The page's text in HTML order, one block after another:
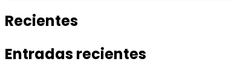
Recientes
Entradas recientes